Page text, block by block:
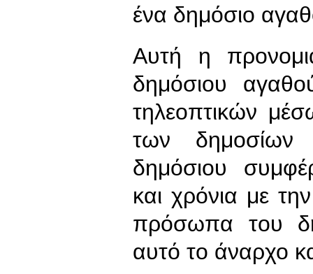
ένα δημόσιο
Αυτή η
δημόσιου
τηλεοπτικών
των δημοσίων
δημόσιου
και χρόνια με
πρόσωπα του
αυτό το άναρχο